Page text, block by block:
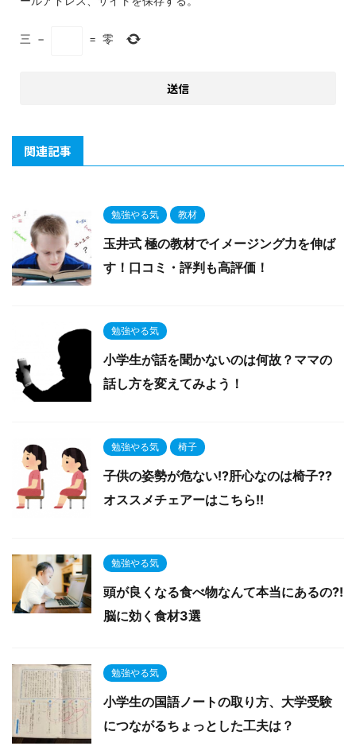
三 − = 零
関連記事
勉強やる気 教材
玉井式 極の教材でイメージング力を伸ば
す！口コミ・評判も高評価！
勉強やる気
小学生が話を聞かないのは何故？ママの
話し方を変えてみよう！
勉強やる気 椅子
子供の姿勢が危ない!?肝心なのは椅子??
オススメチェアーはこちら!!
勉強やる気
頭が良くなる食べ物なんて本当にあるの?!
脳に効く食材3選
勉強やる気
小学生の国語ノートの取り方、大学受験
につながるちょっとした工夫は？